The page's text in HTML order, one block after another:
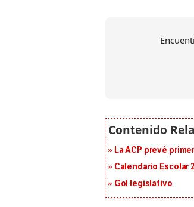
La ACP prevé
Calendario Escolar
Gol legislativo